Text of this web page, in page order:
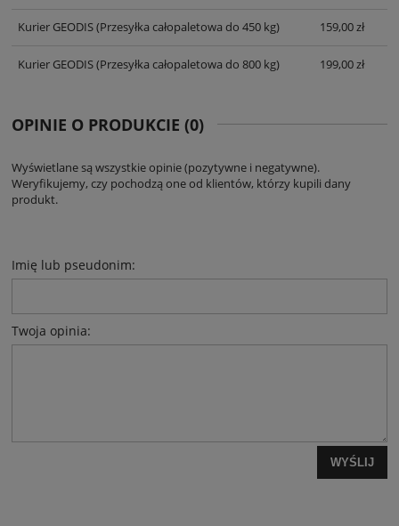
Kurier GEODIS(Przesyłka całopaletowa do 450 kg) 159,00 zł
Kurier GEODIS(Przesyłka całopaletowa do 800 kg) 199,00 zł
OPINIE O PRODUKCIE (0)
Wyświetlane są wszystkie opinie (pozytywne i negatywne).
Weryfikujemy, czy pochodzą one od klientów, którzy kupili dany
produkt.
Imię lub pseudonim:
Twoja opinia:
WYŚLIJ